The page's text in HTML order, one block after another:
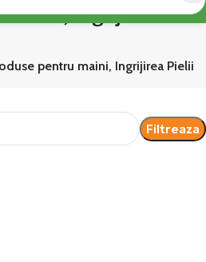
maini, Ingrijirea
pentru maini, Ingrijirea Pielii
Filtreaza